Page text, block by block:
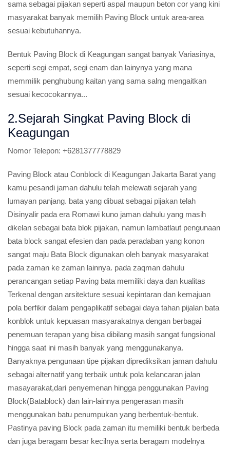
sama sebagai pijakan seperti aspal maupun beton cor yang kini
masyarakat banyak memilih Paving Block untuk area-area
sesuai kebutuhannya.
Bentuk Paving Block di Keagungan sangat banyak Variasinya,
seperti segi empat, segi enam dan lainynya yang mana
memmilik penghubung kaitan yang sama salng mengaitkan
sesuai kecocokannya...
2.Sejarah Singkat Paving Block di
Keagungan
Nomor Telepon: +6281377778829
Paving Block atau Conblock di Keagungan Jakarta Barat yang
kamu pesandi jaman dahulu telah melewati sejarah yang
lumayan panjang. bata yang dibuat sebagai pijakan telah
Disinyalir pada era Romawi kuno jaman dahulu yang masih
dikelan sebagai bata blok pijakan, namun lambatlaut pengunaan
bata block sangat efesien dan pada peradaban yang konon
sangat maju Bata Block digunakan oleh banyak masyarakat
pada zaman ke zaman lainnya. pada zaqman dahulu
perancangan setiap Paving bata memiliki daya dan kualitas
Terkenal dengan arsitekture sesuai kepintaran dan kemajuan
pola berfikir dalam pengaplikatif sebagai daya tahan pijalan bata
konblok untuk kepuasan masyarakatnya dengan berbagai
penemuan terapan yang bisa dibilang masih sangat fungsional
hingga saat ini masih banyak yang menggunakanya.
Banyaknya pengunaan tipe pijakan diprediksikan jaman dahulu
sebagai alternatif yang terbaik untuk pola kelancaran jalan
masayarakat,dari penyemenan hingga penggunakan Paving
Block(Batablock) dan lain-lainnya pengerasan masih
menggunakan batu penumpukan yang berbentuk-bentuk.
Pastinya paving Block pada zaman itu memiliki bentuk berbeda
dan juga beragam besar kecilnya serta beragam modelnya